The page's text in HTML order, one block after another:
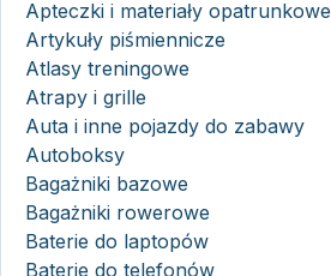
Apteczki i materiały opatrunkowe
Artykuły piśmiennicze
Atlasy treningowe
Atrapy i grille
Auta i inne pojazdy do zabawy
Autoboksy
Bagażniki bazowe
Bagażniki rowerowe
Baterie do laptopów
Baterie do telefonów